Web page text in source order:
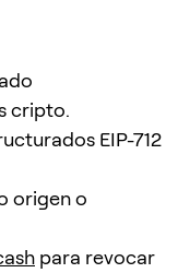
cripto.
EIP-712
origen o
para revocar